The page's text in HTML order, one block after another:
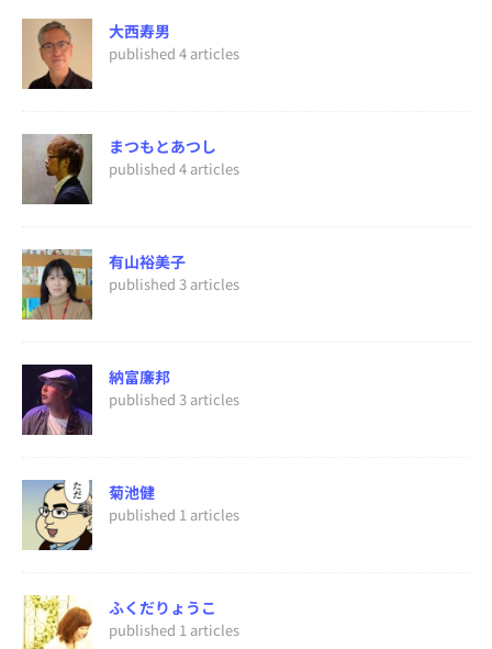
大西寿男
published 4 articles
まつもとあつし
published 4 articles
有山裕美子
published 3 articles
納富廉邦
published 3 articles
菊池健
published 1 articles
ふくだりょうこ
published 1 articles